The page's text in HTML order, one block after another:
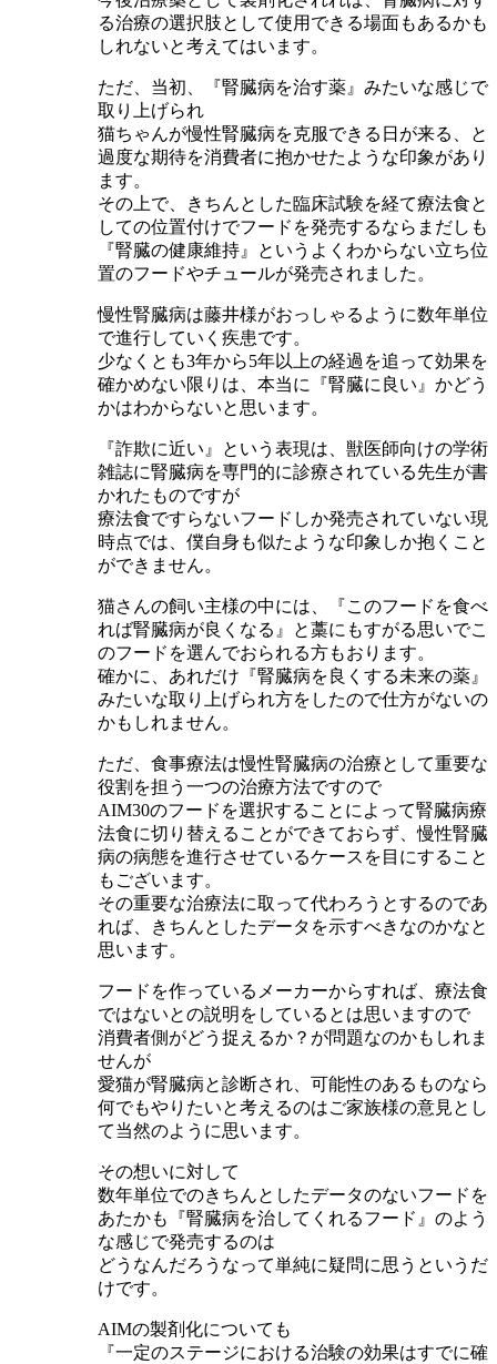
る治療の選択肢として使用できる場面もあるかも
しれないと考えてはいます。
ただ、当初、『腎臓病を治す薬』みたいな感じで
取り上げられ
猫ちゃんが慢性腎臓病を克服できる日が来る、と
過度な期待を消費者に抱かせたような印象があり
ます。
その上で、きちんとした臨床試験を経て療法食と
しての位置付けでフードを発売するならまだしも
『腎臓の健康維持』というよくわからない立ち位
置のフードやチュールが発売されました。
慢性腎臓病は藤井様がおっしゃるように数年単位
で進行していく疾患です。
少なくとも3年から5年以上の経過を追って効果を
確かめない限りは、本当に『腎臓に良い』かどう
かはわからないと思います。
『詐欺に近い』という表現は、獣医師向けの学術
雑誌に腎臓病を専門的に診療されている先生が書
かれたものですが
療法食ですらないフードしか発売されていない現
時点では、僕自身も似たような印象しか抱くこと
ができません。
猫さんの飼い主様の中には、『このフードを食べ
れば腎臓病が良くなる』と藁にもすがる思いでこ
のフードを選んでおられる方もおります。
確かに、あれだけ『腎臓病を良くする未来の薬』
みたいな取り上げられ方をしたので仕方がないの
かもしれません。
ただ、食事療法は慢性腎臓病の治療として重要な
役割を担う一つの治療方法ですので
AIM30のフードを選択することによって腎臓病療
法食に切り替えることができておらず、慢性腎臓
病の病態を進行させているケースを目にすること
もございます。
その重要な治療法に取って代わろうとするのであ
れば、きちんとしたデータを示すべきなのかなと
思います。
フードを作っているメーカーからすれば、療法食
ではないとの説明をしているとは思いますので
消費者側がどう捉えるか？が問題なのかもしれま
せんが
愛猫が腎臓病と診断され、可能性のあるものなら
何でもやりたいと考えるのはご家族様の意見とし
て当然のように思います。
その想いに対して
数年単位でのきちんとしたデータのないフードを
あたかも『腎臓病を治してくれるフード』のよう
な感じで発売するのは
どうなんだろうなって単純に疑問に思うというだ
けです。
AIMの製剤化についても
『一定のステージにおける治験の効果はすでに確